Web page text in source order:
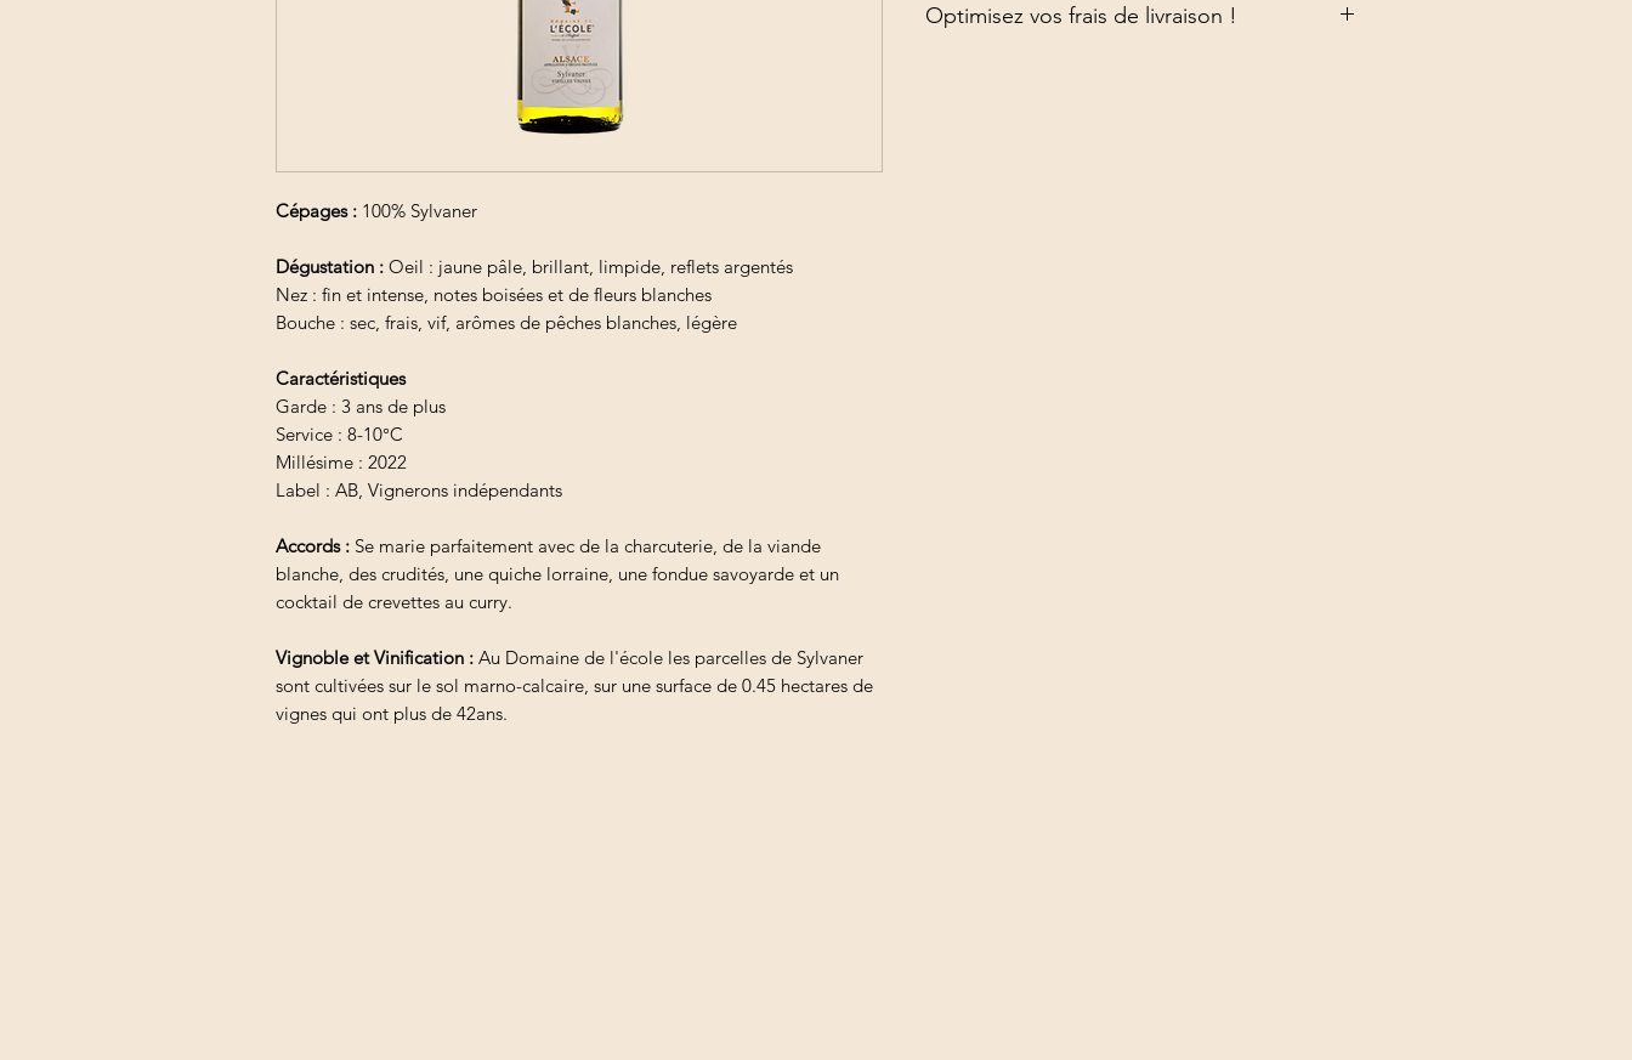
Cépages : 100% Sylvaner
Dégustation : Oeil : jaune pâle, brillant, limpide, reflets argentés
Nez : fin et intense, notes boisées et de fleurs blanches
Bouche : sec, frais, vif, arômes de pêches blanches, légère
Caractéristiques
Garde : 3 ans de plus
Service : 8-10°C
Millésime : 2022
Label : AB, Vignerons indépendants
Accords : Se marie parfaitement avec de la charcuterie, de la viande
blanche, des crudités, une quiche lorraine, une fondue savoyarde et un
cocktail de crevettes au curry.
Vignoble et Vinification : Au Domaine de l'école les parcelles de Sylvaner
sont cultivées sur le sol marno-calcaire, sur une surface de 0.45 hectares de
vignes qui ont plus de 42ans.
Optimisez vos frais de livraison !